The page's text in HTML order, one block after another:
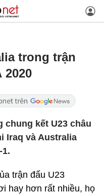
trong trận
2020
chung kết U23 châu
Iraq và Australia
trận đấu U23
hay hơn rất nhiều, họ